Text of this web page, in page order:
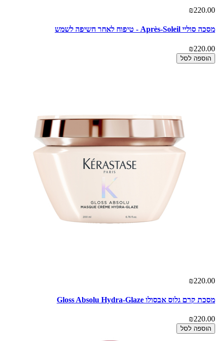
₪220.00
מסכה סוליי Après-Soleil - טיפוח לאחר חשיפה לשמש
₪220.00
הוספה לסל
₪220.00
מסכת קרם גלוס אבסולו Gloss Absolu Hydra-Glaze
₪220.00
הוספה לסל